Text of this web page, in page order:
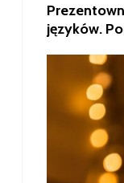
języków.